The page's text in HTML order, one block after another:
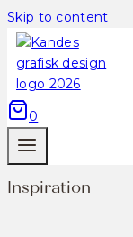
Skip to content
0
Inspiration